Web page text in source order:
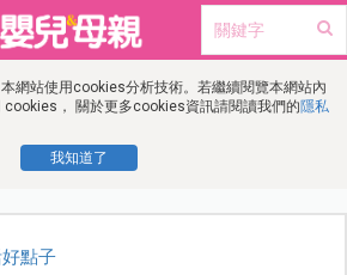
網站使用cookies分析技術。若繼續閱覽本網站內
cookies， 關於更多cookies資訊請閱讀我們的隱私
我知道了
點子